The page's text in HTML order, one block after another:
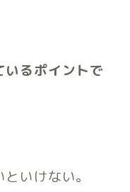
るポイントで
いけない。